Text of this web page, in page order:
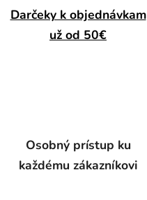
Darčeky k objednávkam
už od 50€
Osobný prístup ku
každému zákazníkovi